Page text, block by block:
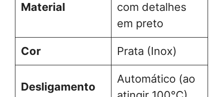
Material
com detalhes
em preto
Cor Prata (Inox)
Desligamento
Automático (ao